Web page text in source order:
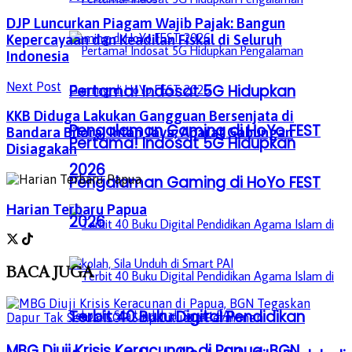
Pertama! Indosat 5G Hidupkan
Pengalaman Gaming di HoYo FEST
2026
Terbit 40 Buku Digital Pendidikan
Pertama! Indosat 5G Hidupkan
Pengalaman Gaming di HoYo FEST
2026
DJP Luncurkan Piagam Wajib Pajak: Bangun
Kepercayaan dan Keadilan Fiskal di Seluruh
Indonesia
Next Post
KKB Diduga Lakukan Gangguan Bersenjata di
Bandara Bilorai Intan Jaya, Aparat Gabungan
Disiagakan
Harian Terbaru Papua
BACAJUGA